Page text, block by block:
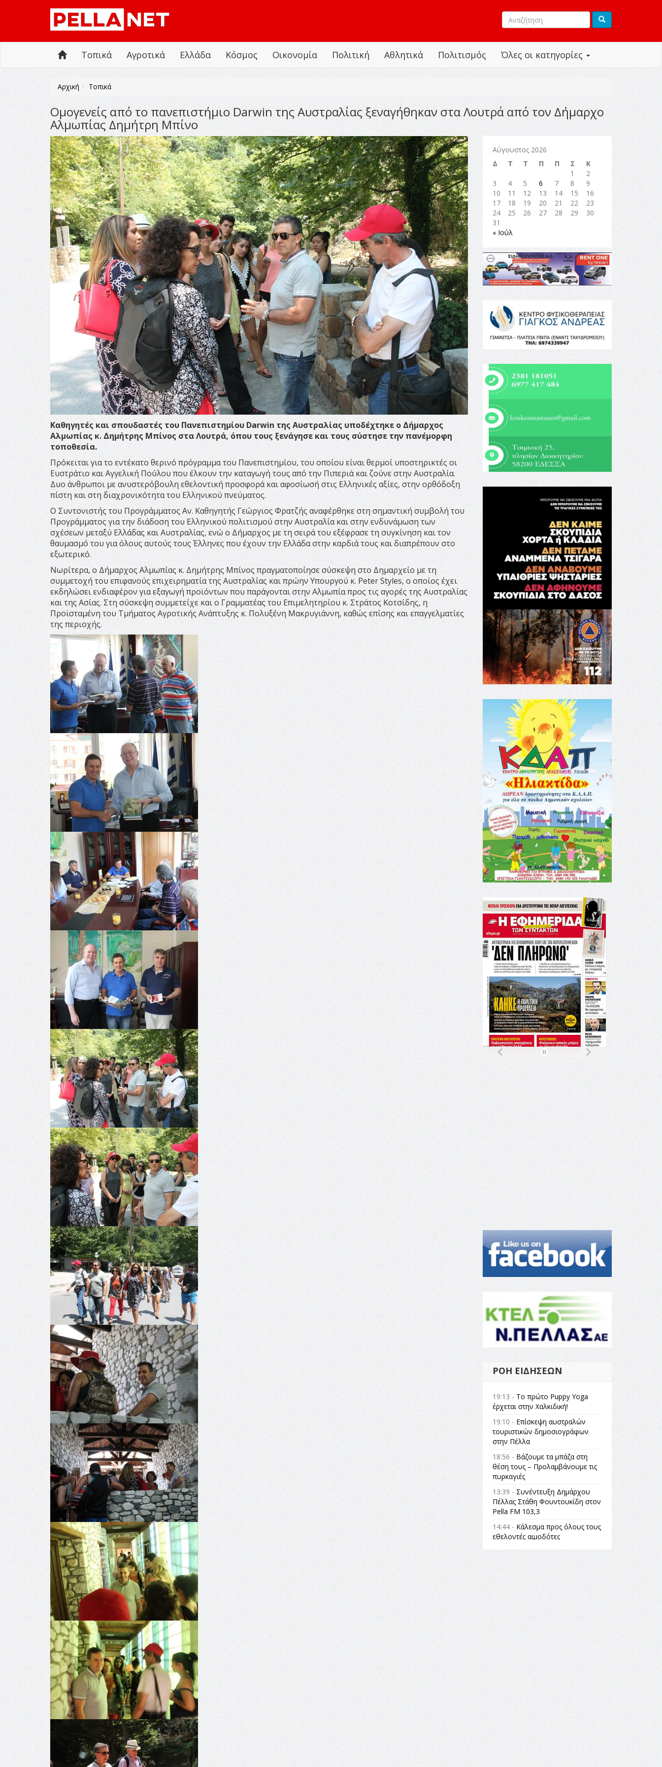
Όλες οι κατηγορίες
Τοπικά Αγροτικά Ελλάδα Κόσμος Οικονομία Πολιτική Αθλητικά Πολιτισμός
Αρχική Τοπικά
Ομογενείς από το πανεπιστήμιο Darwin της Αυστραλίας ξεναγήθηκαν στα Λουτρά από τον Δήμαρχο
Αλμωπίας Δημήτρη Μπίνο
Καθηγητές και σπουδαστές του Πανεπιστημίου Darwin της Αυστραλίας υποδέχτηκε ο Δήμαρχος
Αλμωπίας κ. Δημήτρης Μπίνος στα Λουτρά, όπου τους ξενάγησε και τους σύστησε την πανέμορφη
τοποθεσία.
Πρόκειται για το εντέκατο θερινό πρόγραμμα του Πανεπιστημίου, του οποίου είναι θερμοί υποστηρικτές οι
Ευστράτιο και Αγγελική Πούλου που έλκουν την καταγωγή τους από την Πιπεριά και ζούνε στην Αυστραλία.
Δυο άνθρωποι με ανυστερόβουλη εθελοντική προσφορά και αφοσίωσή στις Ελληνικές αξίες, στην ορθόδοξη
πίστη και στη διαχρονικότητα του Ελληνικού πνεύματος.
Ο Συντονιστής του Προγράμματος Αν. Καθηγητής Γεώργιος Φρατζής αναφέρθηκε στη σημαντική συμβολή του
Προγράμματος για την διάδοση του Ελληνικού πολιτισμού στην Αυστραλία και στην ενδυνάμωση των
σχέσεων μεταξύ Ελλάδας και Αυστραλίας, ενώ ο Δήμαρχος με τη σειρά του εξέφρασε τη συγκίνηση και τον
θαυμασμό του για όλους αυτούς τους Έλληνες που έχουν την Ελλάδα στην καρδιά τους και διαπρέπουν στο
εξωτερικό.
Νωρίτερα, ο Δήμαρχος Αλμωπίας κ. Δημήτρης Μπίνος πραγματοποίησε σύσκεψη στο Δημαρχείο με τη
συμμετοχή του επιφανούς επιχειρηματία της Αυστραλίας και πρώην Υπουργού κ. Peter Styles, ο οποίος έχει
εκδηλώσει ενδιαφέρον για εξαγωγή προϊόντων που παράγονται στην Αλμωπία προς τις αγορές της Αυστραλίας
και της Ασίας. Στη σύσκεψη συμμετείχε και ο Γραμματέας του Επιμελητηρίου κ. Στράτος Κοτσίδης, η
Προϊσταμένη του Τμήματος Αγροτικής Ανάπτυξης κ. Πολυξένη Μακρυγιάννη, καθώς επίσης και επαγγελματίες
της περιοχής.
Αύγουστος 2026
Δ
Τ Τ Π Π Σ
Κ
1
2
3
4 5 6 7 8
9
10
11 12 13 14 15
16
17
18 19 20 21 22
23
24
25 26 27 28 29
30
31
« Ιούλ
ΡΟΉ ΕΙΔΉΣΕΩΝ
19:13 - Το πρώτο Puppy Yoga
έρχεται στην Χαλκιδική!
19:10 - Επίσκεψη αυστραλών
τουριστικών δημοσιογράφων
στην Πέλλα
18:56 - Βάζουμε τα μπάζα στη
θέση τους – Προλαμβάνουμε τις
πυρκαγιές
13:39 - Συνέντευξη Δημάρχου
Πέλλας Στάθη Φουντουκίδη στον
Pella FM 103,3
14:44 - Κάλεσμα προς όλους τους
εθελοντές αιμοδότες
14:23 -Όλη η Ελλάδα ένας
πολιτισμός Μουσική
εγκατάσταση Πόλεμος και
«Ειρήνη;» 5, 6 Αυγούστου 2026 |
Αρχαία Έδεσσα, Αρχαιολογικός
Χώρος Λόγγου
14:19 - Τοποθέτηση Λάκη
Βασιλειάδη για την Αναθεώρηση
του Συντάγματος: «Σε τέτοιες
κορυφαίες θεσμικές διαδικασίες
υπάρχει μόνο η ευθύνη απέναντι
στις επόμενες γενιές»
16:35 - Το πρόγραμμα του ΠΑΟΚ
στον δεύτερο γύρο του
Champions League!
16:27 -
Όλυμπος: Εντάχθηκε στον
Κατάλογο Παγκόσμιας
Κληρονομιάς της UNESCO –
Ομόφωνη η απόφαση Ο
Όλυμπος αναγνωρίστηκε ως